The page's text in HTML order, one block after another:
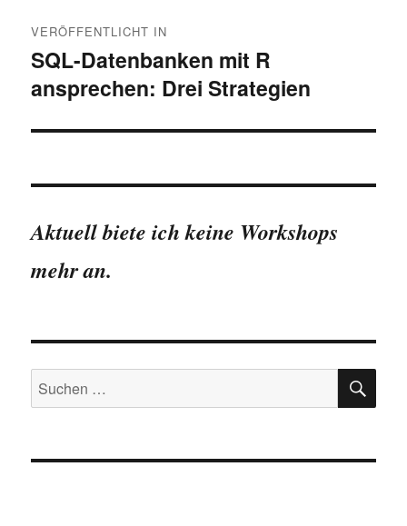
VERÖFFENTLICHT IN
SQL-Datenbanken mit R
ansprechen: Drei Strategien
Aktuell biete ich keine Workshops
mehr an.
Suchen
nach: